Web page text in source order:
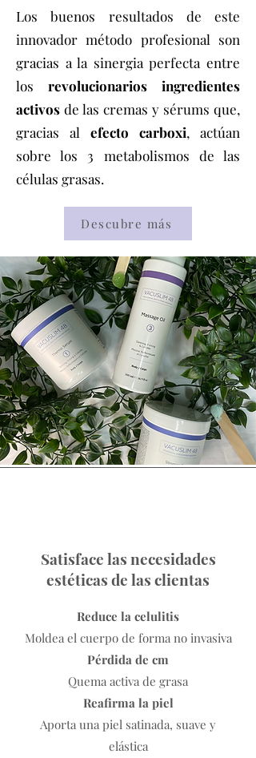
Los buenos resultados de este
innovador método profesional son
gracias a la sinergia perfecta entre
los revolucionarios ingredientes
activos de las cremas y sérums que,
gracias al efecto carboxi, actúan
sobre los 3 metabolismos de las
células grasas.
Descubre más
Satisface las necesidades
estéticas de las clientas
Reduce la celulitis
Moldea el cuerpo de forma no invasiva
Pérdida de cm
Quema activa de grasa
Reafirma la piel
Aporta una piel satinada, suave y
elástica